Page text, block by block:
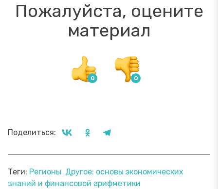
Пожалуйста, оцените
материал
Поделиться:
Теги: Регионы Другое: основы экономических
знаний и финансовой арифметики